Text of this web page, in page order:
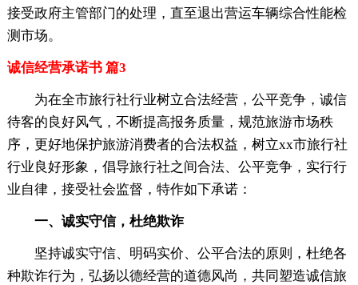
接受政府主管部门的处理，直至退出营运车辆综合性能检
测市场。
诚信经营承诺书 篇3
为在全市旅行社行业树立合法经营，公平竞争，诚信
待客的良好风气，不断提高报务质量，规范旅游市场秩
序，更好地保护旅游消费者的合法权益，树立xx市旅行社
行业良好形象，倡导旅行社之间合法、公平竞争，实行行
业自律，接受社会监督，特作如下承诺：
一、诚实守信，杜绝欺诈
坚持诚实守信、明码实价、公平合法的原则，杜绝各
种欺诈行为，弘扬以德经营的道德风尚，共同塑造诚信旅